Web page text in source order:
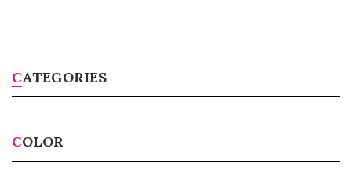
CATEGORIES
COLOR